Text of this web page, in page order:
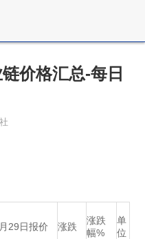
价格汇总-每日
29日报价 涨跌
涨跌
幅%
单
位